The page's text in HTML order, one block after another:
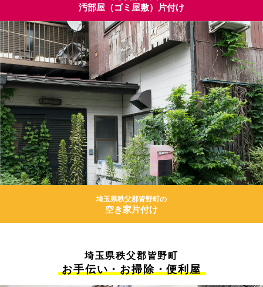
汚部屋（ゴミ屋敷）片付け
埼玉県秩父郡皆野町の
空き家片付け
埼玉県秩父郡皆野町
お手伝い・お掃除・便利屋